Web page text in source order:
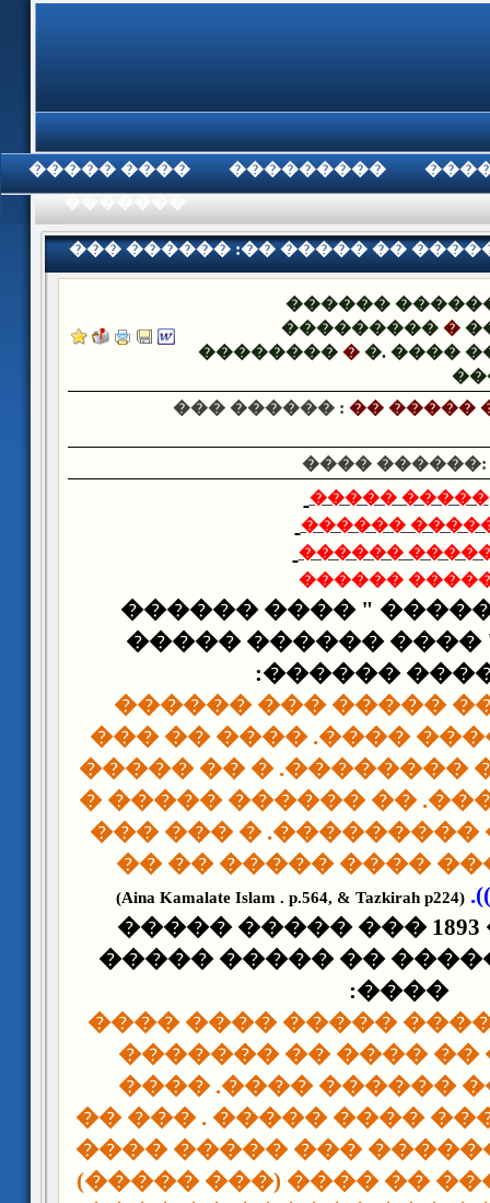
���� ����� ���������
��� ������ :�� ����� ��
������
����������
��������� �. ����
��� ������ : �� �����
���� ������:
����� �����
�����
�����
�����
� ��
" ���� ������
������� " ����
������
��� ������ �����
����� � ������ ����.
��� ����� ��
��� ���� �����. ��
��� ���� ��
��� ���� ��� ����
)).
(Aina Kamalate Islam . p.564, & Tazkirah p224)
��� ����� 1893 ��� ����� �����
������ ������� ��
����:
�� ��� �������
��� ����� �� ����
������ ����. ����
���� ��� ����� ����
������� ��������
��� ��������� ��